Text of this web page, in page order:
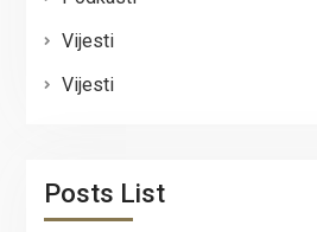
Vijesti
Vijesti
Posts List